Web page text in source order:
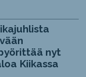
nyt
Kiikassa